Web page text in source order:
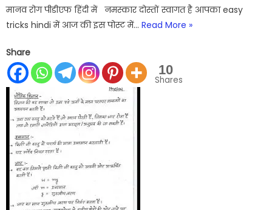
मानव रोग पीडीएफ हिंदी में नमस्कार दोस्तों स्वागत है आपका easy
tricks hindi में आज की इस पोस्ट में…Read More »
Share
10
Shares